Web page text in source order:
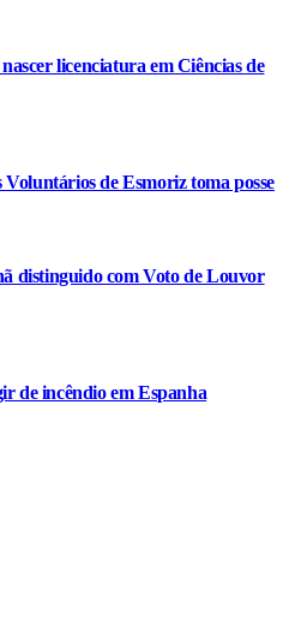
licenciatura em Ciências de
de Esmoriz toma posse
distinguido com Voto de Louvor
de incêndio em Espanha